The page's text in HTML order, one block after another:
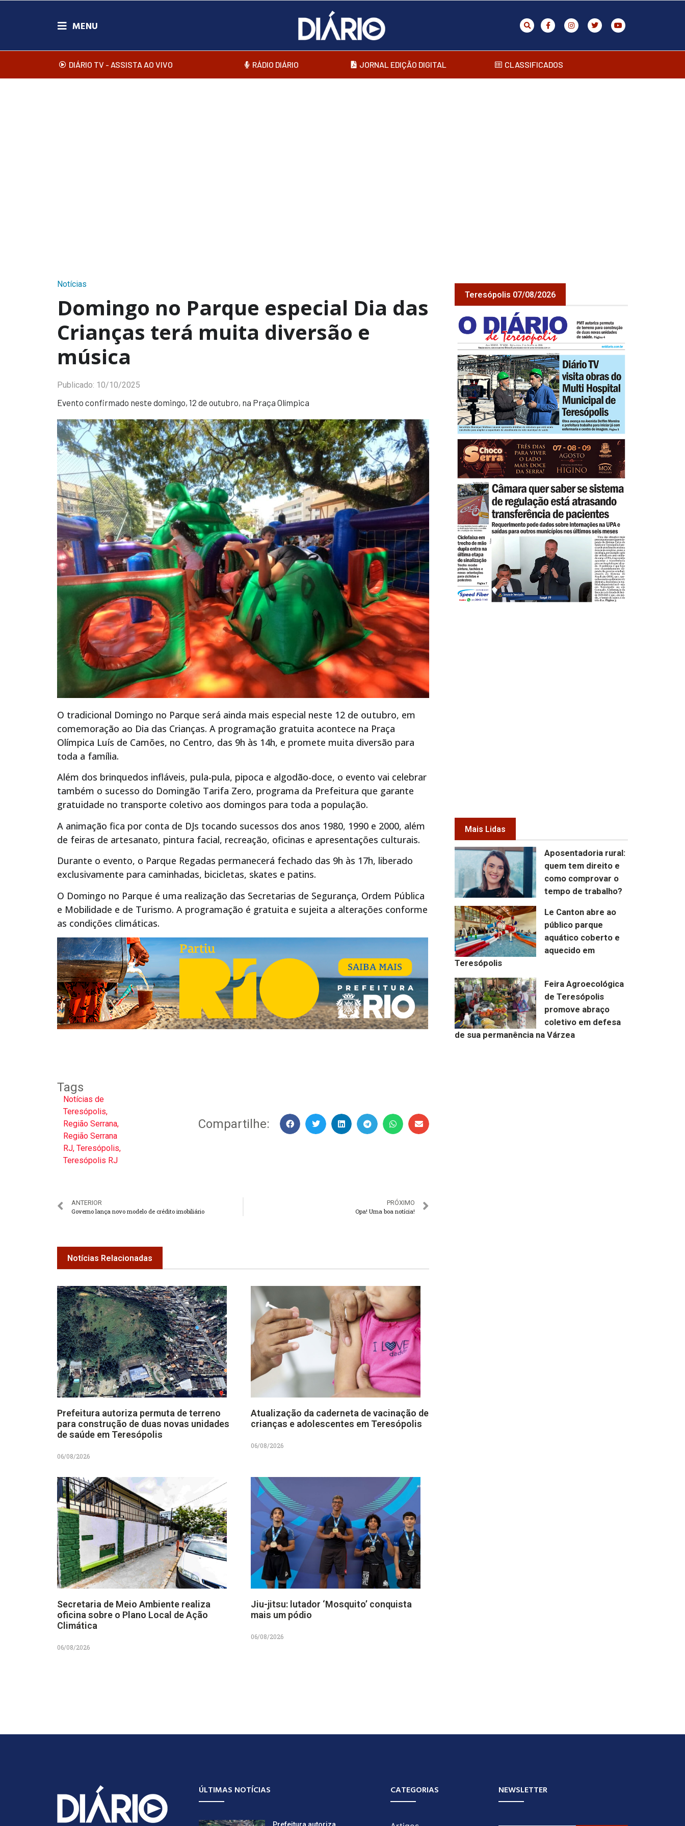
DIÁRIO TV - ASSISTA AO VIVO RÁDIO DIÁRIO JORNAL EDIÇÃO DIGITAL CLASSIFICADOS
Notícias
Domingo no Parque especial Dia das
Crianças terá muita diversão e
música
Publicado: 10/10/2025
Evento confirmado neste domingo, 12 de outubro, na Praça Olímpica
O tradicional Domingo no Parque será ainda mais especial neste 12 de outubro, em
comemoração ao Dia das Crianças. A programação gratuita acontece na Praça
Olímpica Luís de Camões, no Centro, das 9h às 14h, e promete muita diversão para
toda a família.
Além dos brinquedos infláveis, pula-pula, pipoca e algodão-doce, o evento vai celebrar
também o sucesso do Domingão Tarifa Zero, programa da Prefeitura que garante
gratuidade no transporte coletivo aos domingos para toda a população.
A animação fica por conta de DJs tocando sucessos dos anos 1980, 1990 e 2000, além
de feiras de artesanato, pintura facial, recreação, oficinas e apresentações culturais.
Durante o evento, o Parque Regadas permanecerá fechado das 9h às 17h, liberado
exclusivamente para caminhadas, bicicletas, skates e patins.
O Domingo no Parque é uma realização das Secretarias de Segurança, Ordem Pública
e Mobilidade e de Turismo. A programação é gratuita e sujeita a alterações conforme
as condições climáticas.
Tags
Notícias de
Teresópolis,
Região Serrana,
Região Serrana
RJ, Teresópolis,
Teresópolis RJ
Compartilhe:
ANTERIOR
Governo lança novo modelo de crédito imobiliário
PRÓXIMO
Opa! Uma boa notícia!
Notícias Relacionadas
Prefeitura autoriza permuta de terreno
para construção de duas novas unidades
de saúde em Teresópolis
06/08/2026
Atualização da caderneta de vacinação de
crianças e adolescentes em Teresópolis
06/08/2026
Secretaria de Meio Ambiente realiza
oficina sobre o Plano Local de Ação
Climática
06/08/2026
Jiu-jitsu: lutador ‘Mosquito’ conquista
mais um pódio
06/08/2026
Teresópolis 07/08/2026
Mais Lidas
Aposentadoria rural:
quem tem direito e
como comprovar o
tempo de trabalho?
Le Canton abre ao
público parque
aquático coberto e
aquecido em
Teresópolis
Feira Agroecológica
de Teresópolis
promove abraço
coletivo em defesa
de sua permanência na Várzea
ÚLTIMAS NOTÍCIAS CATEGORIAS NEWSLETTER